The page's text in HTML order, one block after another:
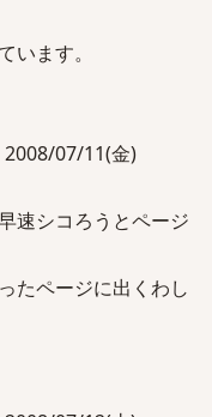
います。
2008/07/11(金)
速シコろうとページ
たページに出くわし